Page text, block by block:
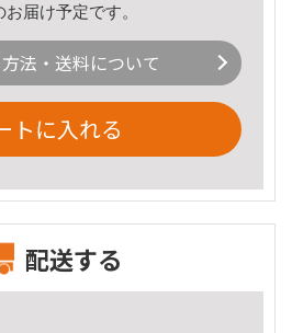
届け予定です。
法・送料について
トに入れる
配送する